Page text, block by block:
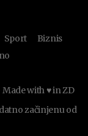
Sport
Biznis
Made with ♥ in ZD
začinjenu od